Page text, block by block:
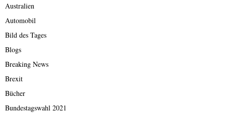
Australien
Automobil
Bild des Tages
Blogs
Breaking News
Brexit
Bücher
Bundestagswahl 2021